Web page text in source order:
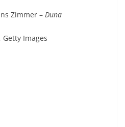
Zimmer – Duna
Getty Images